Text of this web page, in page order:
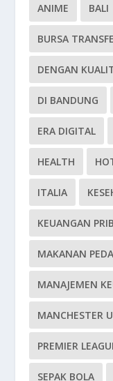
ANIME BALI
BURSA
DENGAN
DI BANDUNG
ERA DIGITAL
HEALTH
ITALIA
KEUANGAN
MAKANAN
MANAJEMEN
MANCHESTER
PREMIER
SEPAK BOLA